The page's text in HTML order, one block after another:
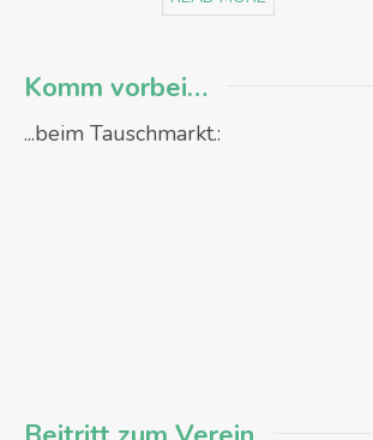
Komm vorbei…
...beim Tauschmarkt.: